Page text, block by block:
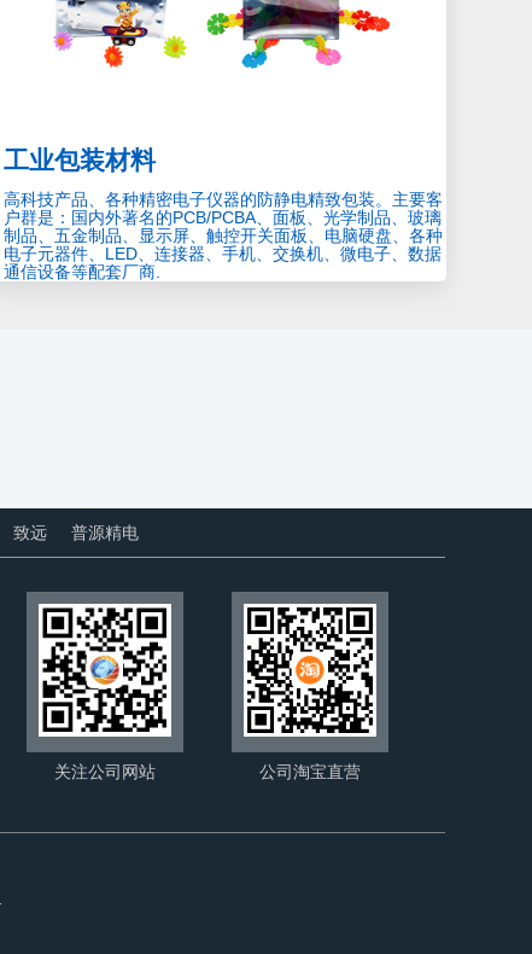
工业包装材料
高科技产品、各种精密电子仪器的防静电精致包装。主要客
户群是：国内外著名的PCB/PCBA、面板、光学制品、玻璃
制品、五金制品、显示屏、触控开关面板、电脑硬盘、各种
电子元器件、LED、连接器、手机、交换机、微电子、数据
通信设备等配套厂商.
致远 普源精电
关注公司网站 公司淘宝直营